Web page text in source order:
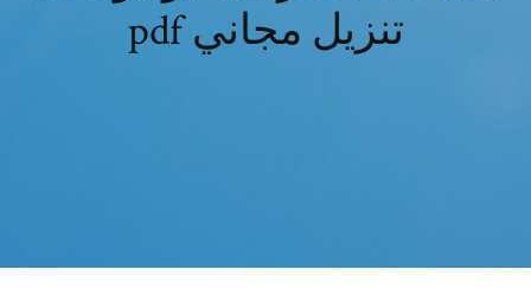
pdf تنزيل مجاني